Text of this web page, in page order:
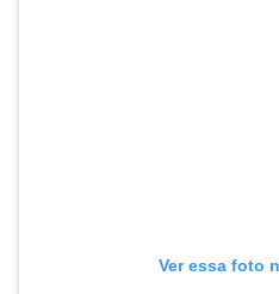
Ver essa foto